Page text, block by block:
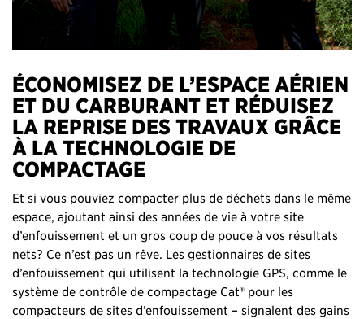
ÉCONOMISEZ DE L’ESPACE AÉRIEN
ET DU CARBURANT ET RÉDUISEZ
LA REPRISE DES TRAVAUX GRÂCE
À LA TECHNOLOGIE DE
COMPACTAGE
Et si vous pouviez compacter plus de déchets dans le même
espace, ajoutant ainsi des années de vie à votre site
d’enfouissement et un gros coup de pouce à vos résultats
nets? Ce n’est pas un rêve. Les gestionnaires de sites
d’enfouissement qui utilisent la technologie GPS, comme le
système de contrôle de compactage Cat® pour les
compacteurs de sites d’enfouissement – signalent des gains